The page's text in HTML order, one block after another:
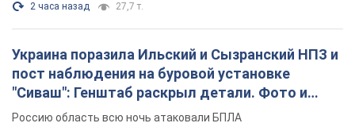
2 часа назад 27,7 т.
Украина поразила Ильский и Сызранский НПЗ и
пост наблюдения на буровой установке
"Сиваш": Генштаб раскрыл детали. Фото и
видео
Россию область всю ночь атаковали БПЛА